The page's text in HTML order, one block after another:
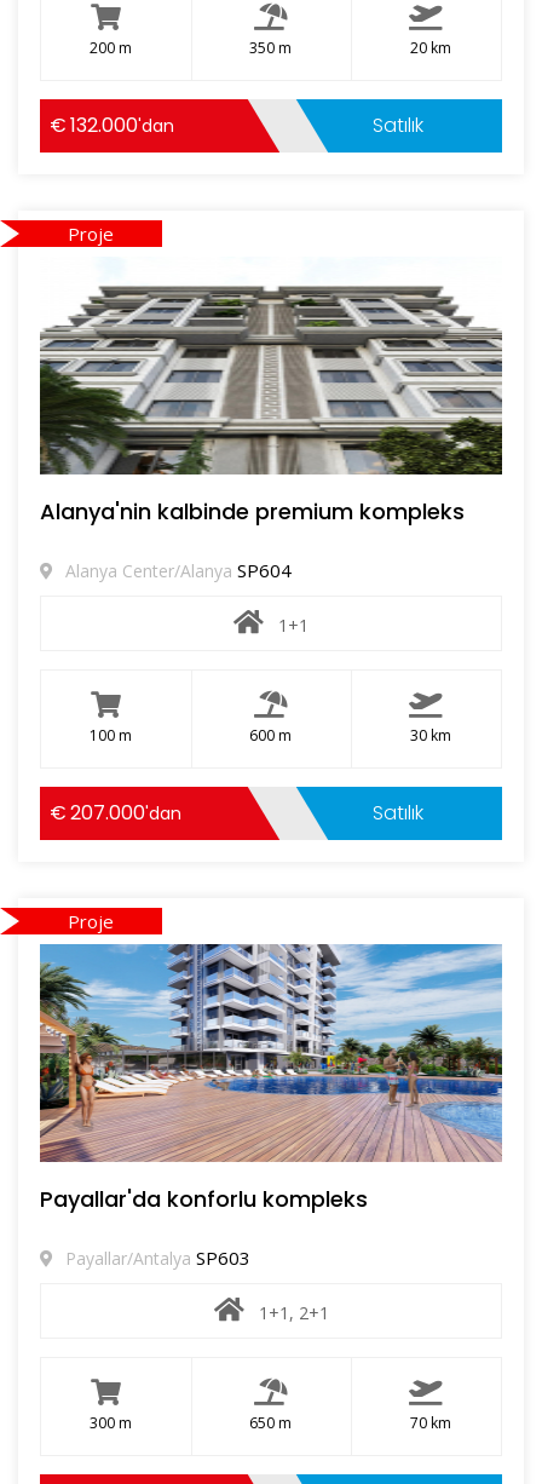
200 m 350 m 20 km
132.000'dan Satılık
Proje
Alanya'nin kalbinde premium kompleks
Alanya Center/Alanya SP604
1+1
100 m 600 m 30 km
207.000'dan Satılık
Proje
Payallar'da konforlu kompleks
Payallar/Antalya SP603
1+1, 2+1
300 m 650 m 70 km